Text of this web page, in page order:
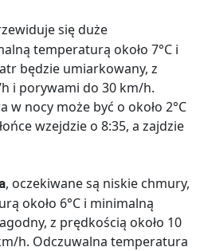
się duże
temperaturą około 7°C i
będzie umiarkowany, z
i porywami do 30 km/h.
nocy może być o około 2°C
wzejdzie o 8:35, a zajdzie
, oczekiwane są niskie chmury,
około 6°C i minimalną
z prędkością około 10
h. Odczuwalna temperatura